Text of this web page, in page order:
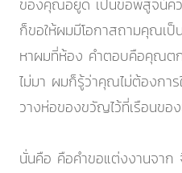
ของคุณอยู่ดี เป็นข้อพิสูจน์ค
ก็ขอให้ผมมีโอกาสถามคุณเ
หาผมที่ห้อง คำตอบคือคุณ
ไม่มา ผมก็รู้ว่าคุณไม่ต้องกา
วางห่อของขวัญไว้ที่เรือนของ
นั่นคือ คือคำขอแต่งงานจาก